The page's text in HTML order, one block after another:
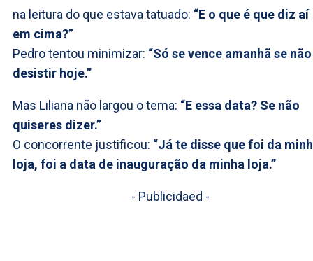
na leitura do que estava tatuado: “E o que é que diz aí
em cima?”
Pedro tentou minimizar: “Só se vence amanhã se não
desistir hoje.”
Mas Liliana não largou o tema: “E essa data? Se não
quiseres dizer.”
O concorrente justificou: “Já te disse que foi da
loja, foi a data de inauguração da minha loja.”
- Publicidaed -